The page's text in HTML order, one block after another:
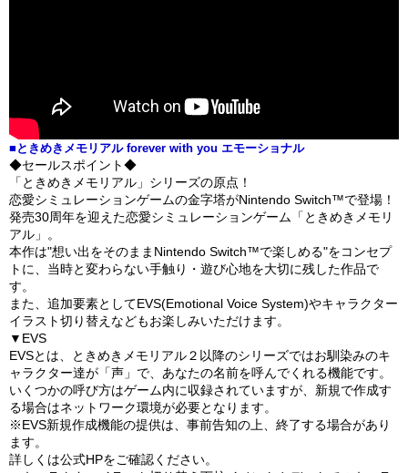
■ときめきメモリアル forever with you エモーショナル
◆セールスポイント◆
「ときめきメモリアル」シリーズの原点！
恋愛シミュレーションゲームの金字塔がNintendo Switch™で登場！
発売30周年を迎えた恋愛シミュレーションゲーム「ときめきメモリ
アル」。
本作は"想い出をそのままNintendo Switch™で楽しめる"をコンセプ
トに、当時と変わらない手触り・遊び心地を大切に残した作品で
す。
また、追加要素としてEVS(Emotional Voice System)やキャラクター
イラスト切り替えなどもお楽しみいただけます。
▼EVS
EVSとは、ときめきメモリアル２以降のシリーズではお馴染みのキ
ャラクター達が「声」で、あなたの名前を呼んでくれる機能です。
いくつかの呼び方はゲーム内に収録されていますが、新規で作成す
る場合はネットワーク環境が必要となります。
※EVS新規作成機能の提供は、事前告知の上、終了する場合があり
ます。
詳しくは公式HPをご確認ください。